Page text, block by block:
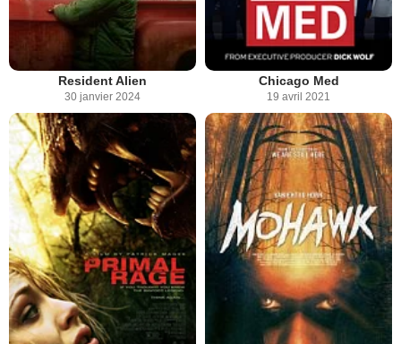
Resident Alien
30 janvier 2024
Chicago Med
19 avril 2021